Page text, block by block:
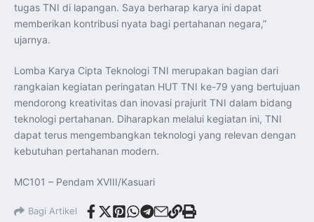
tugas TNI di lapangan. Saya berharap karya ini dapat
memberikan kontribusi nyata bagi pertahanan negara,”
ujarnya.
Lomba Karya Cipta Teknologi TNI merupakan bagian dari
rangkaian kegiatan peringatan HUT TNI ke-79 yang bertujuan
mendorong kreativitas dan inovasi prajurit TNI dalam bidang
teknologi pertahanan. Diharapkan melalui kegiatan ini, TNI
dapat terus mengembangkan teknologi yang relevan dengan
kebutuhan pertahanan modern.
MC101 – Pendam XVIII/Kasuari
Bagi Artikel